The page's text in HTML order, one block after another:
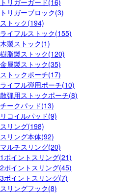
トリガーブロック(3)
ストック(194)
ライフルストック(155)
木製ストック(1)
樹脂製ストック(120)
金属製ストック(35)
ストックポーチ(17)
ライフル弾用ポーチ(10)
散弾用ストックポーチ(8)
チークパッド(13)
リコイルパッド(9)
スリング(198)
スリング本体(92)
マルチスリング(20)
1ポイントスリング(21)
2ポイントスリング(45)
3ポイントスリング(7)
スリングフック(8)